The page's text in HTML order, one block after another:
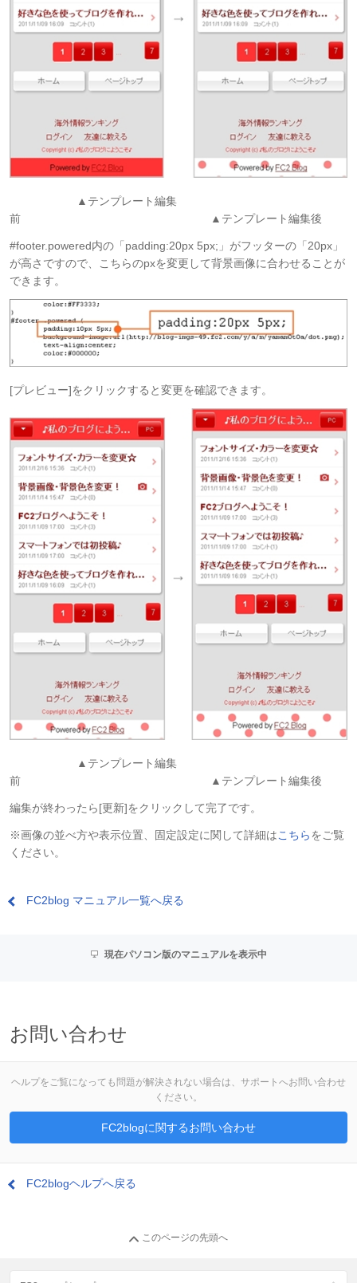
▲テンプレート編集
前 ▲テンプレート編集後
#footer.powered内の「padding:20px 5px;」がフッターの「20px」
が高さですので、こちらのpxを変更して背景画像に合わせることが
できます。
[プレビュー]をクリックすると変更を確認できます。
▲テンプレート編集
前 ▲テンプレート編集後
編集が終わったら[更新]をクリックして完了です。
※画像の並べ方や表示位置、固定設定に関して詳細はこちらをご覧
ください。
FC2blog マニュアル一覧へ戻る
現在パソコン版のマニュアルを表示中
お問い合わせ
ヘルプをご覧になっても問題が解決されない場合は、サポートへお問い合わせ
ください。
FC2blogに関するお問い合わせ
FC2blogヘルプへ戻る
このページの先頭へ